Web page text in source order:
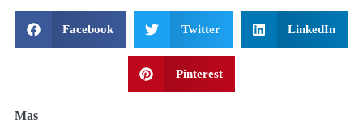
Facebook Twitter LinkedIn
Pinterest
Mas